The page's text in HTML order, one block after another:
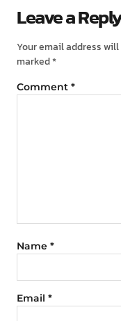
Leave a
Your email address
marked*
Comment *
Name *
Email *